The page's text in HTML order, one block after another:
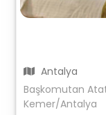
Antalya
Başkomutan
Kemer/Antalya